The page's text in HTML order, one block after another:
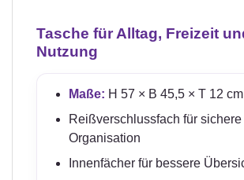
Tasche für Alltag, Freizeit
Nutzung
Maße: H 57 × B 45,5 × T 12 cm
Reißverschlussfach für sichere
Organisation
Innenfächer für bessere